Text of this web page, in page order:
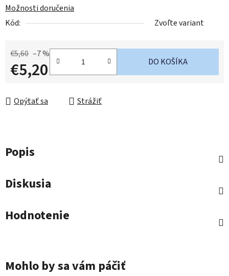
Možnosti doručenia
Kód:
Zvoľte variant
€5,60 –7 %
€5,20 DO KOŠÍKA
Opýtať sa Strážiť
Popis
Diskusia
Hodnotenie
Mohlo by sa vám páčiť